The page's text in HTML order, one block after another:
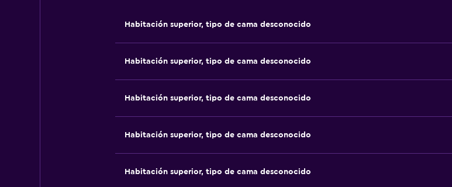
Habitación superior, tipo de cama desconocido
Habitación superior, tipo de cama desconocido
Habitación superior, tipo de cama desconocido
Habitación superior, tipo de cama desconocido
Habitación superior, tipo de cama desconocido